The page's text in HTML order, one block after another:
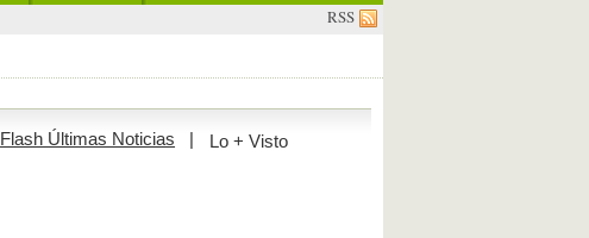
RSS
Flash Últimas Noticias | Lo + Visto